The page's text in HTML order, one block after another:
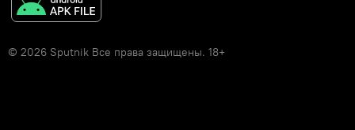
© 2026 Sputnik Все права защищены. 18+